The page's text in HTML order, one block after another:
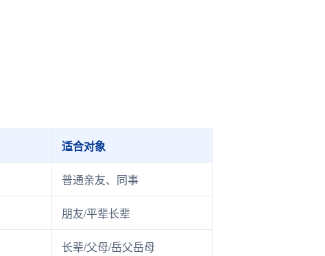
适合对象
普通亲友、同事
朋友/平辈长辈
长辈/父母/岳父岳母